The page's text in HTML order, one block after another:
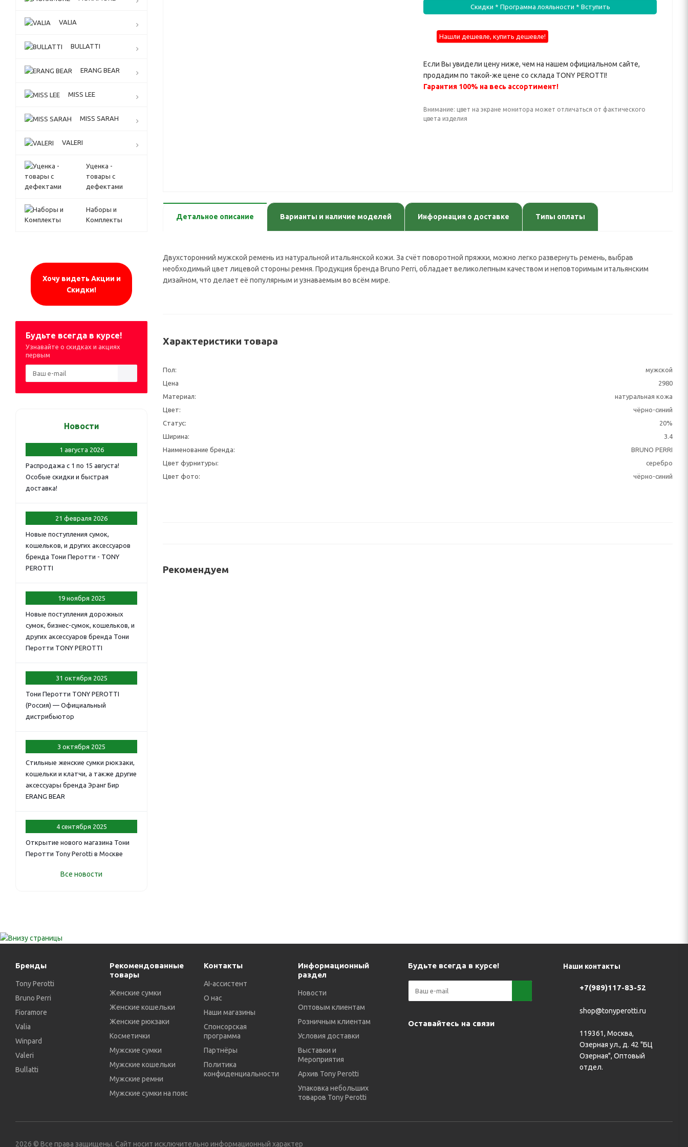
Скидки * Программа лояльности * Вступить
Нашли дешевле, купить дешевле!
Если Вы увидели цену ниже, чем на нашем официальном сайте,
продадим по такой-же цене со склада TONY PEROTTI!
Гарантия 100% на весь ассортимент!
Внимание: цвет на экране монитора может отличаться от фактического
цвета изделия
Детальное описание Варианты и наличие моделей Информация о доставке Типы оплаты
Двухсторонний мужской ремень из натуральной итальянской кожи. За счёт поворотной пряжки, можно легко развернуть ремень, выбрав
необходимый цвет лицевой стороны ремня. Продукция бренда Bruno Perri, обладает великолепным качеством и неповторимым итальянским
дизайном, что делает её популярным и узнаваемым во всём мире.
Характеристики товара
Пол:
мужской
Цена
2980
Материал:
натуральная кожа
Цвет:
чёрно-синий
Статус:
20%
Ширина:
3.4
Наименование бренда:
BRUNO PERRI
Цвет фурнитуры:
серебро
Цвет фото:
чёрно-синий
Рекомендуем
VALIA
BULLATTI
ERANG BEAR
MISS LEE
MISS SARAH
VALERI
Уценка -
товары с
дефектами
Наборы и
Комплекты
Хочу видеть Акции и
Скидки!
Будьте всегда в курсе!
Узнавайте о скидках и акциях
первым
Новости
1 августа 2026
Распродажа с 1 по 15 августа!
Особые скидки и быстрая
доставка!
21 февраля 2026
Новые поступления сумок,
кошельков, и других аксессуаров
бренда Тони Перотти - TONY
PEROTTI
19 ноября 2025
Новые поступления дорожных
сумок, бизнес-сумок, кошельков, и
других аксессуаров бренда Тони
Перотти TONY PEROTTI
31 октября 2025
Тони Перотти TONY PEROTTI
(Россия) — Официальный
дистрибьютор
3 октября 2025
Стильные женские сумки рюкзаки,
кошельки и клатчи, а также другие
аксессуары бренда Эранг Бир
ERANG BEAR
4 сентября 2025
Открытие нового магазина Тони
Перотти Tony Perotti в Москве
Все новости
Бренды
Tony Perotti
Bruno Perri
Fioramore
Valia
Winpard
Valeri
Bullatti
Рекомендованные
товары
Женские сумки
Женские кошельки
Женские рюкзаки
Косметички
Мужские сумки
Мужские кошельки
Мужские ремни
Мужские сумки на пояс
Контакты
AI-ассистент
О нас
Наши магазины
Спонсорская
программа
Партнёры
Политика
конфиденциальности
Информационный
раздел
Новости
Оптовым клиентам
Розничным клиентам
Условия доставки
Выставки и
Мероприятия
Архив Tony Perotti
Упаковка небольших
товаров Tony Perotti
Будьте всегда в курсе!
Оставайтесь на связи
Наши контакты
+7(989)117-83-52
shop@tonyperotti.ru
119361, Москва,
Озерная ул., д. 42 "БЦ
Озерная", Оптовый
отдел.
2026 © Все права защищены. Сайт носит исключительно информационный характер